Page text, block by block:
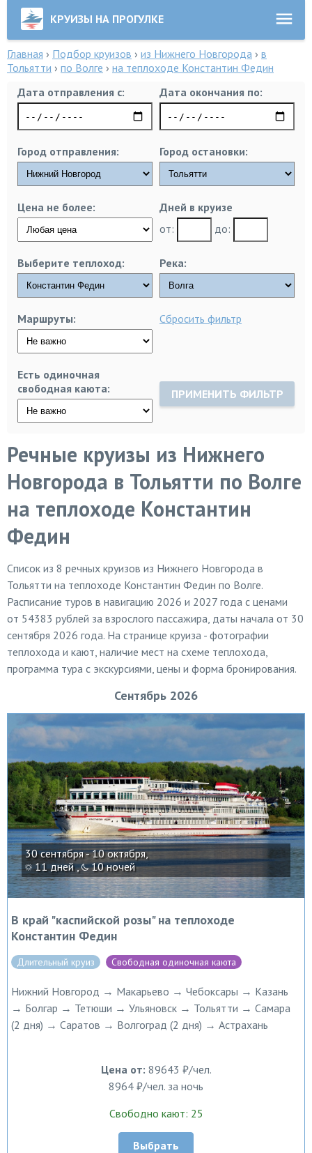
КРУИЗЫ НА ПРОГУЛКЕ
Главная › Подбор круизов › из Нижнего Новгорода › в
Тольятти › по Волге › на теплоходе Константин Федин
Дата отправления с:
Дата окончания по:
Город отправления: Город остановки:
Цена не более:
Дней в круизе
от:
до:
Выберите теплоход: Река:
Маршруты: Сбросить фильтр
Есть одиночная
свободная каюта:
ПРИМЕНИТЬ ФИЛЬТР
Речные круизы из Нижнего
Новгорода в Тольятти по Волге
на теплоходе Константин
Федин
Список из 8 речных круизов из Нижнего Новгорода в
Тольятти на теплоходе Константин Федин по Волге.
Расписание туров в навигацию 2026 и 2027 года с ценами
от 54383 рублей за взрослого пассажира, даты начала от 30
сентября 2026 года. На странице круиза - фотографии
теплохода и кают, наличие мест на схеме теплохода,
программа тура с экскурсиями, цены и форма бронирования.
Сентябрь 2026
30 сентября - 10 октября,
11 дней , 10 ночей
В край "каспийской розы" на теплоходе
Константин Федин
Длительный круиз Свободная одиночная каюта
Нижний Новгород → Макарьево → Чебоксары → Казань
→ Болгар → Тетюши → Ульяновск → Тольятти → Самара
(2 дня) → Саратов → Волгоград (2 дня) → Астрахань
Цена от: 89643 ₽/чел.
8964 ₽/чел. за ночь
Свободно кают: 25
Выбрать